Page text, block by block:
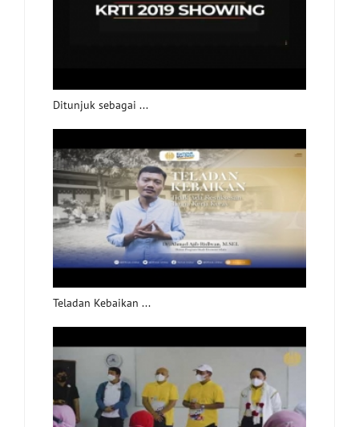
Ditunjuk sebagai ...
Teladan Kebaikan ...